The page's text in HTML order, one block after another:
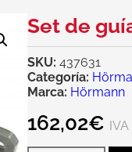
Set de
SKU:437631
Categoría:
Marca: Hörmann
162,02€